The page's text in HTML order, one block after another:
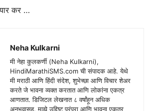
कर …
Neha Kulkarni
मी नेहा कुलकर्णी (Neha Kulkarni),
HindiMarathiSMS.com ची संपादक आहे. येथे
मी मराठी आणि हिंदी संदेश, शुभेच्छा आणि विचार शेअर
करते जे भावना व्यक्त करतात आणि लोकांना एकत्र
आणतात. डिजिटल लेखनात ८ वर्षांहून अधिक
अनुभवासह, माझे उद्दिष्ट परंपरा आणि भावना एकत्र